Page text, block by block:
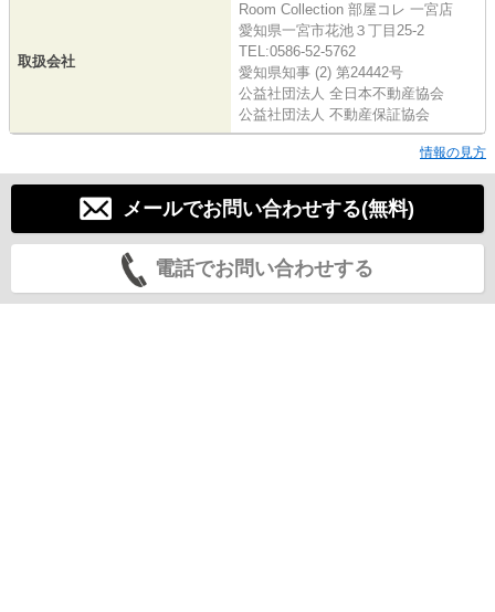
取扱会社
Room Collection 部屋コレ 一宮店
愛知県一宮市花池３丁目25-2
TEL:0586-52-5762
愛知県知事 (2) 第24442号
公益社団法人 全日本不動産協会
公益社団法人 不動産保証協会
情報の見方
メールでお問い合わせする(無料)
電話でお問い合わせする